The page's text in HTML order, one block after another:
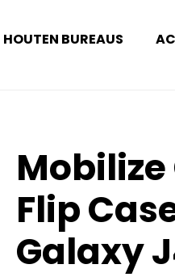
HOUTEN BUREAUS
Flip
Galaxy